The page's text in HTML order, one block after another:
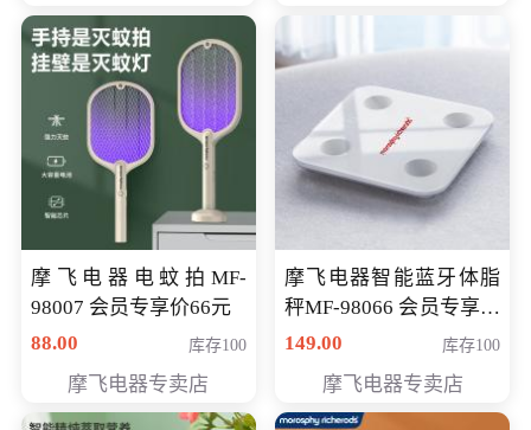
摩飞电器电蚊拍MF-
98007 会员专享价66元
88.00
库存100
摩飞电器专卖店
摩飞电器智能蓝牙体脂
秤MF-98066 会员专享价
98元
149.00 库存100
摩飞电器专卖店